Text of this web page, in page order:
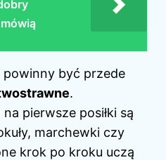
być przede
.
pierwsze posiłki są
marchewki czy
krok po kroku uczą